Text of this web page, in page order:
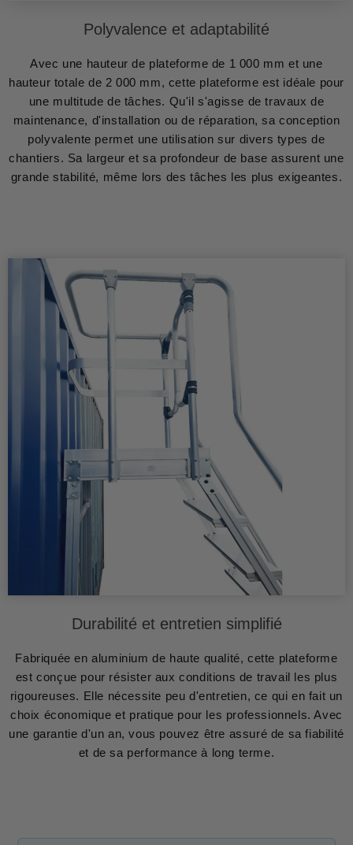
Polyvalence et adaptabilité
Avec une hauteur de plateforme de 1 000 mm et une
hauteur totale de 2 000 mm, cette plateforme est idéale pour
une multitude de tâches. Qu'il s'agisse de travaux de
maintenance, d'installation ou de réparation, sa conception
polyvalente permet une utilisation sur divers types de
chantiers. Sa largeur et sa profondeur de base assurent une
grande stabilité, même lors des tâches les plus exigeantes.
Durabilité et entretien simplifié
Fabriquée en aluminium de haute qualité, cette plateforme
est conçue pour résister aux conditions de travail les plus
rigoureuses. Elle nécessite peu d'entretien, ce qui en fait un
choix économique et pratique pour les professionnels. Avec
une garantie d'un an, vous pouvez être assuré de sa fiabilité
et de sa performance à long terme.